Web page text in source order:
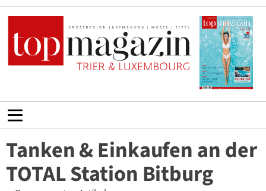
Tanken & Einkaufen an der
TOTAL Station Bitburg